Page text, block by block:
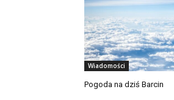
Wiadomości
Pogoda na dziś Barcin